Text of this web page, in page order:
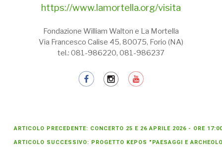
https://www.lamortella.org/visita
Fondazione William Walton e La Mortella
Via Francesco Calise 45, 80075, Forio (NA)
tel.: 081-986220, 081-986237
ARTICOLO PRECEDENTE: CONCERTO 25 E 26 APRILE 2026 - ORE
ARTICOLO SUCCESSIVO: PROGETTO KEPOS "PAESAGGI E